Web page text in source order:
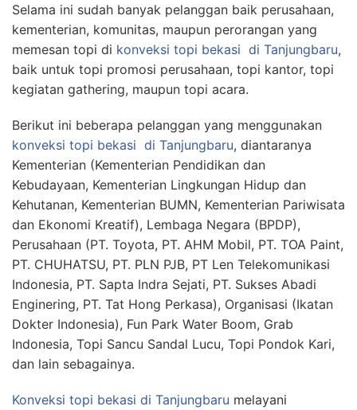
Selama ini sudah banyak pelanggan baik perusahaan,
kementerian, komunitas, maupun perorangan yang
memesan topi di konveksi topi bekasi di Tanjungbaru,
baik untuk topi promosi perusahaan, topi kantor, topi
kegiatan gathering, maupun topi acara.
Berikut ini beberapa pelanggan yang menggunakan
konveksi topi bekasi di Tanjungbaru, diantaranya
Kementerian (Kementerian Pendidikan dan
Kebudayaan, Kementerian Lingkungan Hidup dan
Kehutanan, Kementerian BUMN, Kementerian Pariwisata
dan Ekonomi Kreatif), Lembaga Negara (BPDP),
Perusahaan (PT. Toyota, PT. AHM Mobil, PT. TOA Paint,
PT. CHUHATSU, PT. PLN PJB, PT Len Telekomunikasi
Indonesia, PT. Sapta Indra Sejati, PT. Sukses Abadi
Enginering, PT. Tat Hong Perkasa), Organisasi (Ikatan
Dokter Indonesia), Fun Park Water Boom, Grab
Indonesia, Topi Sancu Sandal Lucu, Topi Pondok Kari,
dan lain sebagainya.
Konveksi topi bekasi di Tanjungbaru melayani